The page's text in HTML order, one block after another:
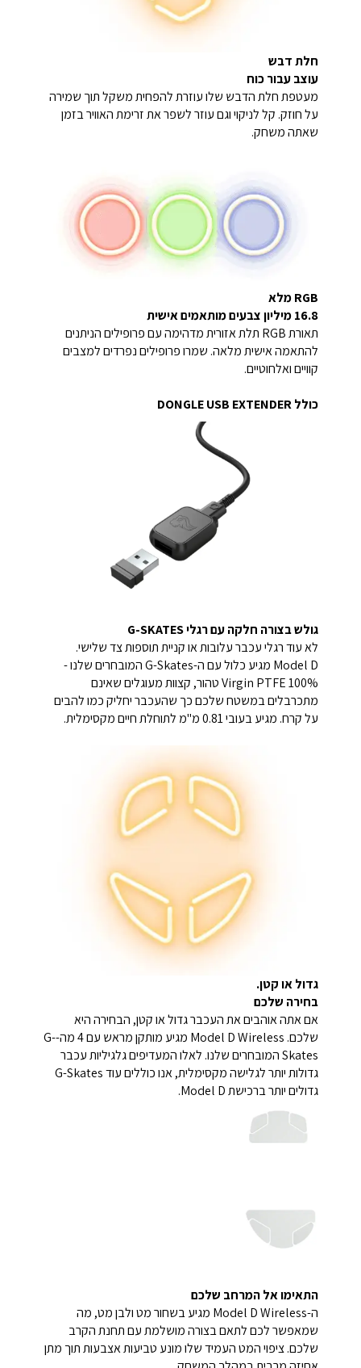
חלת דבש
עוצב עבור כוח
מעטפת חלת הדבש שלו עוזרת להפחית משקל תוך שמירה
על חוזק. קל לניקוי וגם עוזר לשפר את זרימת האוויר בזמן
שאתה משחק.
RGB מלא
16.8 מיליון צבעים מותאמים אישית
תאורת RGB תלת אזורית מדהימה עם פרופילים הניתנים
להתאמה אישית מלאה. שמרו פרופילים נפרדים למצבים
קוויים ואלחוטיים.
כולל DONGLE USB EXTENDER
גולש בצורה חלקה עםרגלי G-SKATES
לא עוד רגלי עכבר עלובות או קניית תוספות צד שלישי.
Model D מגיע כלול עם ה-G-Skates המובחרים שלנו -
100% Virgin PTFE טהור, קצוות מעוגלים שאינם
מתכרבלים במשטח שלכם כך שהעכבר יחליק כמו להבים
על קרח. מגיע בעובי 0.81 מ"מ לתוחלת חיים מקסימלית.
גדול או קטן.
בחירה שלכם
אם אתה אוהבים את העכבר גדול או קטן, הבחירה היא
שלכם. Model D Wireless מגיע מותקן מראש עם 4 מה-G-
Skates המובחרים שלנו. לאלו המעדיפים גלגיליות עכבר
גדולות יותר לגלישה מקסימלית, אנו כוללים עוד G-Skates
גדולים יותר ברכישת Model D.
התאימו אל המרחב שלכם
ה-Model D Wireless מגיע בשחור מט ולבן מט, מה
שמאפשר לכם לתאם בצורה מושלמת עם תחנת הקרב
שלכם. ציפוי המט העמיד שלו מונע טביעות אצבעות תוך מתן